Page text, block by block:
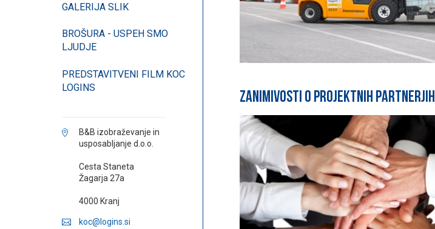
Zanimivosti o projektnih partnerjih
GALERIJA SLIK
BROŠURA - USPEH SMO
LJUDJE
PREDSTAVITVENI FILM KOC
LOGINS
B&B izobraževanje in
usposabljanje d.o.o.
Cesta Staneta
Žagarja 27a
4000 Kranj
koc@logins.si